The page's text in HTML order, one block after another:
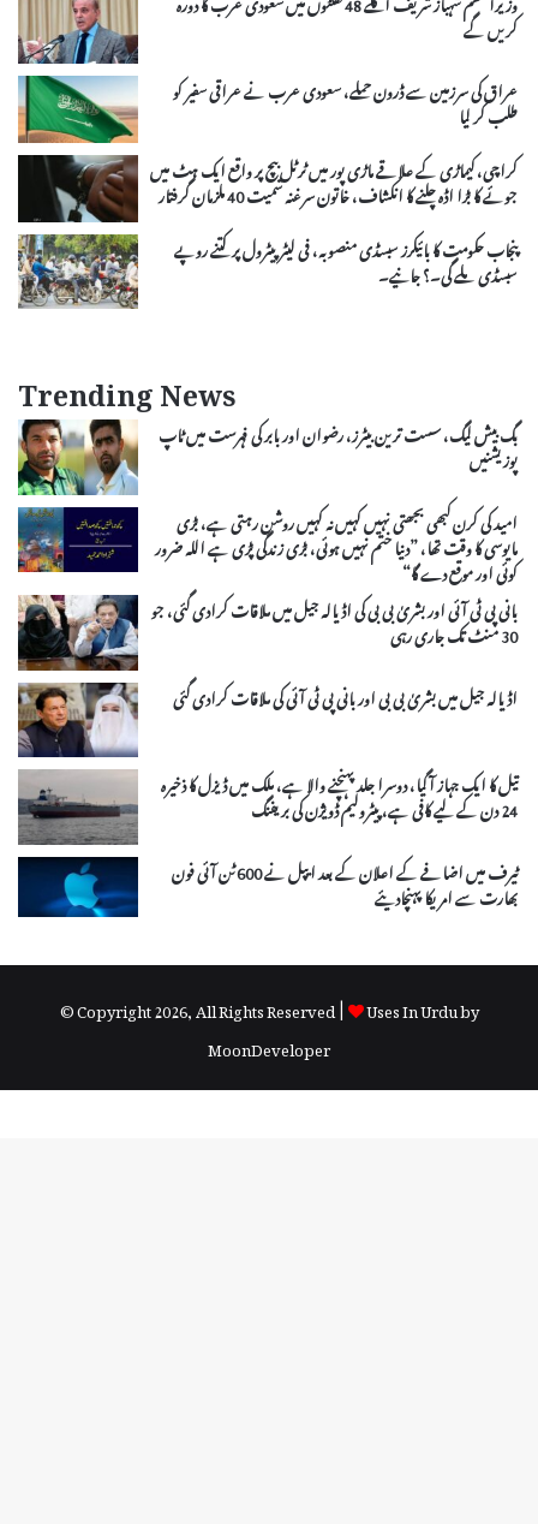
کریں گے
عراق کی سرزمین سے ڈرون حملے، سعودی عرب نے عراقی سفیر کو
طلب کر لیا
کراچی، کیماڑی کے علاقے ماڑی پور میں ٹرٹل بیچ پر واقع ایک ہٹ میں
جوئے کا بڑا اڈہ چلنے کا انکشاف، خاتون سرغنہ سمیت 40 ملزمان گرفتار
پنجاب حکومت کا بائیکرز سبسڈی منصوبہ، فی لیٹر پیٹرول پر کتنے روپے
سبسڈی ملے گی۔؟ جانیے۔
Trending News
بگ بیش لیگ، سست ترین بیٹرز، رضوان اور بابر کی فہرست میں ٹاپ
پوزیشنیں
امید کی کرن کبھی بجھتی نہیں کہیں نہ کہیں روشن رہتی ہے، بڑی
مایوسی کا وقت تھا، ”دنیا ختم نہیں ہوئی، بڑی زندگی پڑی ہے اللہ ضرور
کوئی اور موقع دے گا“
بانی پی ٹی آئی اور بشریٰ بی بی کی اڈیالہ جیل میں ملاقات کرادی گئی، جو
30 منٹ تک جاری رہی
اڈیالہ جیل میں بشریٰ بی بی اور بانی پی ٹی آئی کی ملاقات کرادی گئی
تیل کا ایک جہاز آ گیا، دوسرا جلد پہنچنے والا ہے، ملک میں ڈیزل کا ذخیرہ
24 دن کے لیے کافی ہے، پیٹرولیم ڈویژن کی بریفنگ
ٹیرف میں اضافے کے اعلان کے بعد ایپل نے 600 ٹن آئی فون
بھارت سے امریکا پہنچادیئے
© Copyright 2026, All Rights Reserved |
Uses In Urdu by
MoonDeveloper